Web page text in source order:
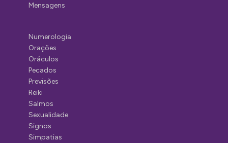
Mensagens
Numerologia
Orações
Oráculos
Pecados
Previsões
Reiki
Salmos
Sexualidade
Signos
Simpatias